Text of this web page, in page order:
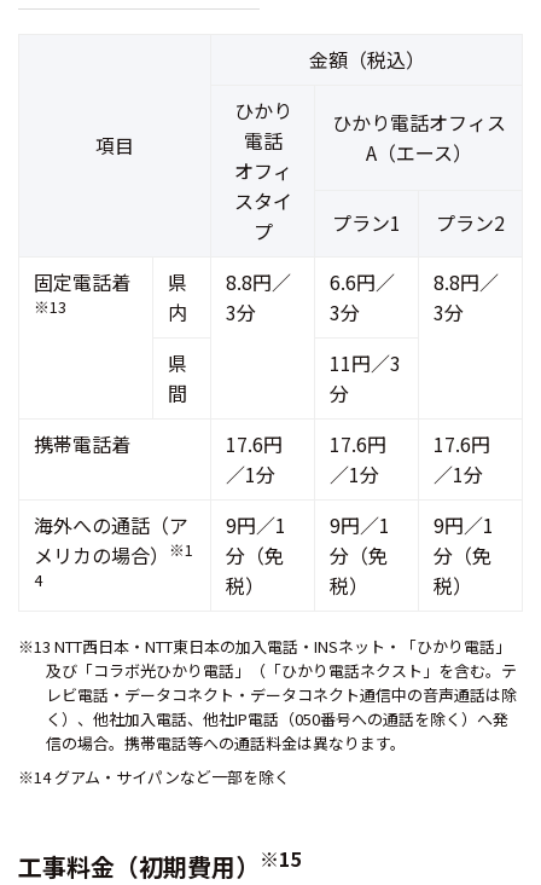
項目
金額（税込）
ひかり
電話
オフィ
スタイ
プ
ひかり電話オフィス
A（エース）
プラン1 プラン2
固定電話着
※13
県
内
8.8円／
3分
6.6円／
3分
8.8円／
3分
県
間
11円／3
分
携帯電話着
17.6円
／1分
17.6円
／1分
17.6円
／1分
海外への通話（ア
メリカの場合）
※1
4
9円／1
分（免
税）
9円／1
分（免
税）
9円／1
分（免
税）
※13 NTT西日本・NTT東日本の加入電話・INSネット・「ひかり電話」
及び「コラボ光ひかり電話」（「ひかり電話ネクスト」を含む。テ
レビ電話・データコネクト・データコネクト通信中の音声通話は除
く）、他社加入電話、他社IP電話（050番号への通話を除く）へ発
信の場合。携帯電話等への通話料金は異なります。
※14 グアム・サイパンなど一部を除く
工事料金（初期費用） ※15